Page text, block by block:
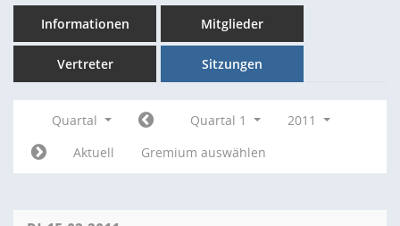
Informationen Mitglieder
Vertreter Sitzungen
Quartal Quartal 1
2011
Aktuell
Gremium auswählen